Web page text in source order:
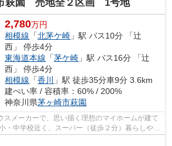
萩園 売地全２区画 1号地
2,780万円
相模線 「北茅ケ崎 」駅 バス10分 「辻
西」 停歩4分
東海道本線 「茅ケ崎 」駅 バス16分 「辻
西」 停歩4分
相模線 「香川
」駅 徒歩35分車9分 3.6km
建ぺい率 / 容積率：60% / 200%
神奈川県茅ヶ崎市萩園
スメーカーで、思い描く理想のマイホームが建て
・中学校近く、スーパー（徒歩２分）暮らしやす
：更地渡し...